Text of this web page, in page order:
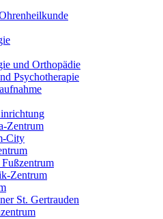
und Orthopädie
Psychotherapie
Zentrum
City
Zentrum
St. Gertrauden